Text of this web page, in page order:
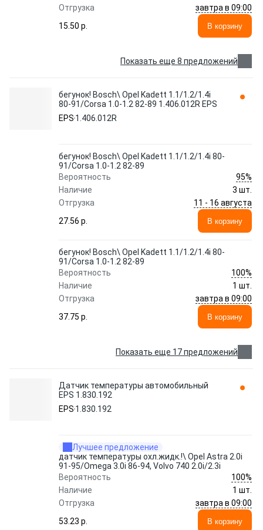
Отгрузка
завтра в 09:00
15.50 p.
В корзину
Показать еще 8 предложений
бегунок! Bosch\ Opel Kadett 1.1/1.2/1.4i
80-91/Corsa 1.0-1.2 82-89 1.406.012R EPS
EPS 1.406.012R
бегунок! Bosch\ Opel Kadett 1.1/1.2/1.4i 80-
91/Corsa 1.0-1.2 82-89
Вероятность
95%
Наличие
3 шт.
Отгрузка
11 - 16 августа
27.56 p.
В корзину
бегунок! Bosch\ Opel Kadett 1.1/1.2/1.4i 80-
91/Corsa 1.0-1.2 82-89
Вероятность
100%
Наличие
1 шт.
Отгрузка
завтра в 09:00
37.75 p.
В корзину
Показать еще 17 предложений
Датчик температуры автомобильный
EPS 1.830.192
EPS 1.830.192
Лучшее предложение
датчик температуры охл.жидк.!\ Opel Astra 2.0i
91-95/Omega 3.0i 86-94, Volvo 740 2.0i/2.3i
Вероятность
100%
Наличие
1 шт.
Отгрузка
завтра в 09:00
53.23 p.
В корзину